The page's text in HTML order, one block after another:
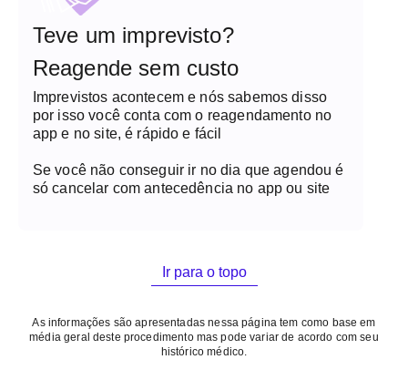
Teve um imprevisto?
Reagende sem custo
Imprevistos acontecem e nós sabemos disso
por isso você conta com o reagendamento no
app e no site, é rápido e fácil
Se você não conseguir ir no dia que agendou é
só cancelar com antecedência no app ou site
Ir para o topo
As informações são apresentadas nessa página tem como base em
média geral deste procedimento mas pode variar de acordo com seu
histórico médico.